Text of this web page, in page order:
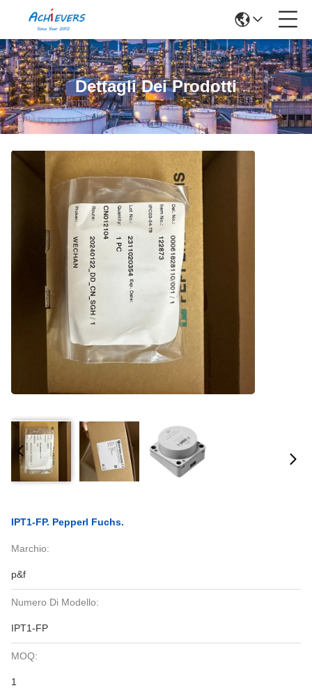
Dettagli Dei Prodotti
IPT1-FP. Pepperl Fuchs.
Marchio:
p&f
Numero Di Modello:
IPT1-FP
MOQ:
1